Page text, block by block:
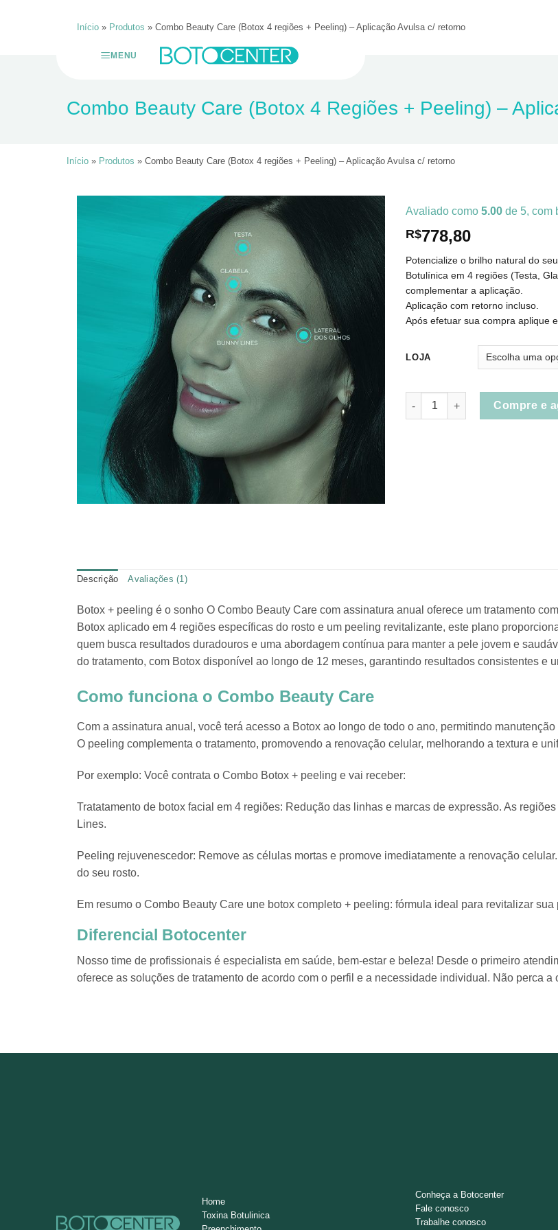
MENU
Início » Produtos » Combo Beauty Care (Botox 4 regiões + Peeling) – Aplicação Avulsa c/ retorno
Combo Beauty Care (Botox 4 Regiões + Peeling) –
Início » Produtos » Combo Beauty Care (Botox 4 regiões + Peeling) – Aplicação Avulsa c/ retorno
Avaliado como5.00 de 5, com
R$778,80
Potencialize o brilho natural do
Botulínica em 4 regiões (Testa,
complementar a aplicação.
Aplicação com retorno incluso.
Após efetuar sua compra aplique
LOJA
Combo Beauty Care (Botox 4
Compre e
Descrição Avaliações (1)
Botox + peeling é o sonho O Combo Beauty Care com assinatura anual oferece um tratamento
Botox aplicado em 4 regiões específicas do rosto e um peeling revitalizante, este plano
quem busca resultados duradouros e uma abordagem contínua para manter a pele jovem e
do tratamento, com Botox disponível ao longo de 12 meses, garantindo resultados consistentes e
Como funciona o Combo Beauty Care
Com a assinatura anual, você terá acesso a Botox ao longo de todo o ano, permitindo
O peeling complementa o tratamento, promovendo a renovação celular, melhorando a textura e
Por exemplo: Você contrata o Combo Botox + peeling e vai receber:
Tratatamento de botox facial em 4 regiões: Redução das linhas e marcas de expressão. As
Lines.
Peeling rejuvenescedor: Remove as células mortas e promove imediatamente a renovação
do seu rosto.
Em resumo o Combo Beauty Care une botox completo + peeling: fórmula ideal para revitalizar
Diferencial Botocenter
Nosso time de profissionais é especialista em saúde, bem-estar e beleza! Desde o primeiro
oferece as soluções de tratamento de acordo com o perfil e a necessidade individual. Não perca
Home
Toxina Botulinica
Conheça a Botocenter
Fale conosco
Trabalhe conosco